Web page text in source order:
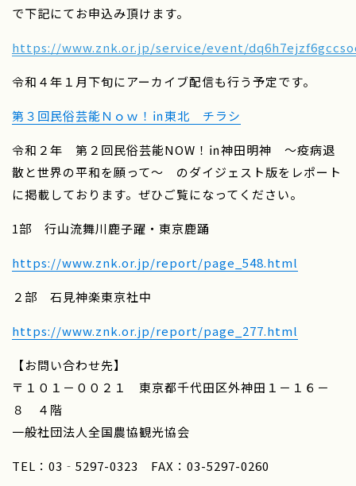
で下記にてお申込み頂けます。
https://www.znk.or.jp/service/event/
令和４年１月下旬にアーカイブ配信も行う予定です。
第３回民俗芸能Ｎｏｗ！㏌東北 チラシ
令和２年 第２回民俗芸能NOW！㏌神田明神 ～疫病退
散と世界の平和を願って～ のダイジェスト版をレポート
に掲載しております。ぜひご覧になってください。
1部 行山流舞川鹿子躍・東京鹿踊
https://www.znk.or.jp/report/page_548.html
２部 石見神楽東京社中
https://www.znk.or.jp/report/page_277.html
【お問い合わせ先】
〒１０１－００２１ 東京都千代田区外神田１－１６－
８ ４階
一般社団法人全国農協観光協会
TEL：03‐5297-0323 FAX：03-5297-0260